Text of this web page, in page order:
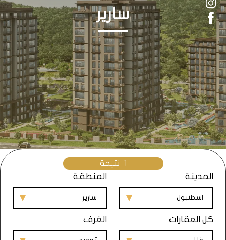
سارير
1 نتيجة
المدينة
اسطنبول
المنطقة
سارير
كل العقارات الغرف